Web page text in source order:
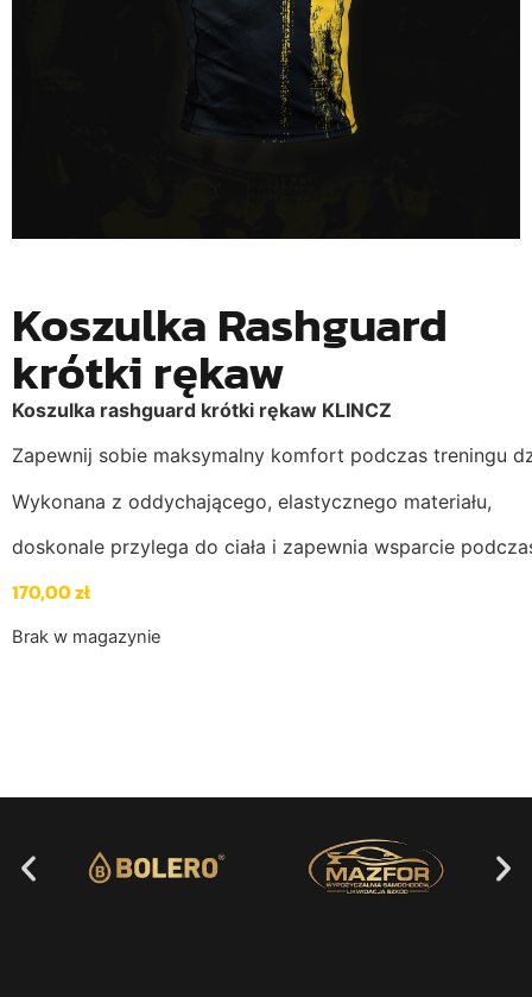
Koszulka Rashguard
krótki rękaw
Koszulka rashguard krótki rękaw KLINCZ
Zapewnij sobie maksymalny komfort podczas treningu
Wykonana z oddychającego, elastycznego materiału,
doskonale przylega do ciała i zapewnia wsparcie
170,00zł
Brak w magazynie